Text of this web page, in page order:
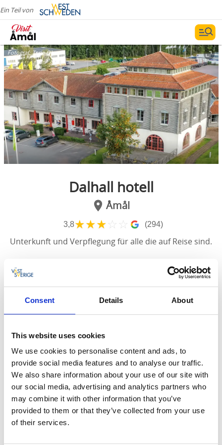
Consent Details About
This website uses cookies
We use cookies to personalise content and ads, to
provide social media features and to analyse our traffic.
We also share information about your use of our site with
our social media, advertising and analytics partners who
may combine it with other information that you’ve
provided to them or that they’ve collected from your use
of their services.
Ein Teil von
Fotograf:Terje Olsen
Dalhall hotell
Åmål
3,8★★★ ☆ ☆ (294)
Unterkunft und Verpflegung für alle die auf Reise sind.
Dalhall Hotell ist die perfekte Unterkunft für
diejenigen, die auf Reisen sind. Direkt neben der
Europastraße 45 und am Rande der malerischen
Kleinstadt Åmål gelegen, werden gemütliche
in der Sauna entspannen.
Kehren Sie ein und sättigen Sie Ihren Magen
Dalhall Hotell ist das Hotel für diejenigen auf Ihrem
Weg. Gerade auf der 45. in Åmål, werden 23
angenehme Zimmer für eine gute Nacht angeboten,